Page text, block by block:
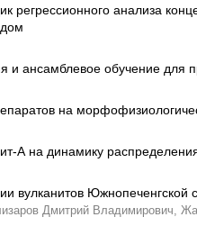
регрессионного анализа
и ансамблевое обучение для
на
А на динамику
вулканитов
Дмитрий Владимирович,